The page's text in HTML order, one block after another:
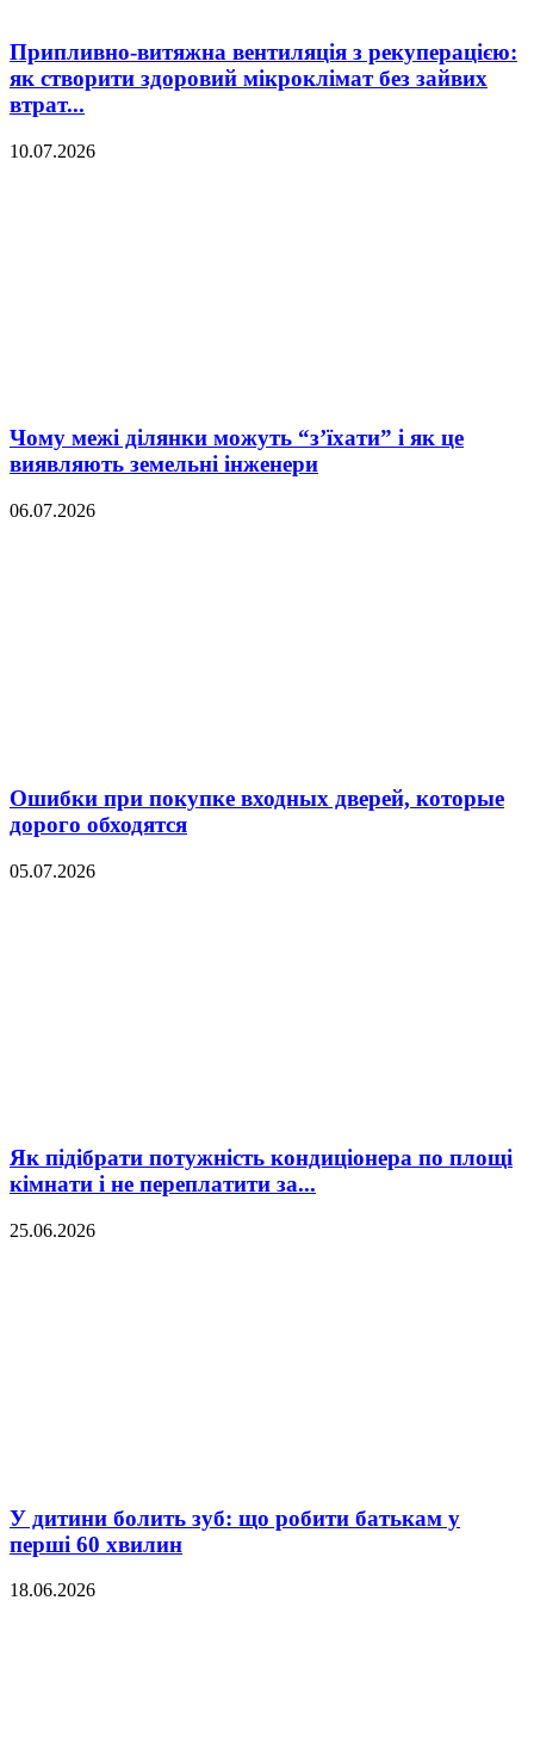
Припливно-витяжна вентиляція з рекуперацією:
як створити здоровий мікроклімат без зайвих
втрат...
10.07.2026
Чому межі ділянки можуть “з’їхати” і як це
виявляють земельні інженери
06.07.2026
Ошибки при покупке входных дверей, которые
дорого обходятся
05.07.2026
Як підібрати потужність кондиціонера по площі
кімнати і не переплатити за...
25.06.2026
У дитини болить зуб: що робити батькам у
перші 60 хвилин
18.06.2026